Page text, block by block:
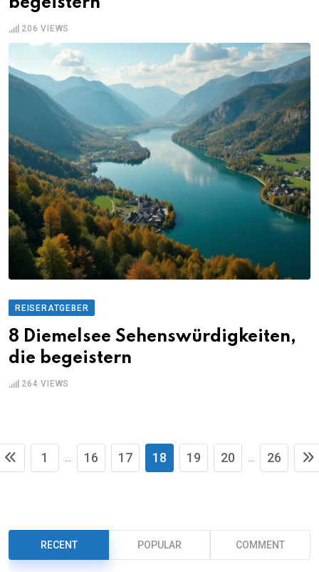
206 VIEWS
REISERATGEBER
8 Diemelsee Sehenswürdigkeiten,
die begeistern
264 VIEWS
1 16 17 18 19 20 26
RECENT POPULAR COMMENT